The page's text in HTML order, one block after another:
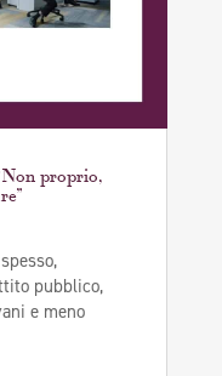
proprio,
pubblico,
e meno